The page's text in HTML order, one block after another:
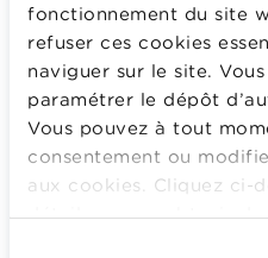
fonctionnement du site
refuser ces cookies
naviguer sur le site.
paramétrer le dépôt
Vous pouvez à tout
consentement ou
aux cookies. Cliquez ci-
détails » pour obtenir
Les locataires qui ont en
le(s) cohabitant(s) de fait
demander ensemble
ce qu’ils soient tous
Les bailleurs peuvent
notamment lorsque la
locataire ne dispose pas
suffisants.